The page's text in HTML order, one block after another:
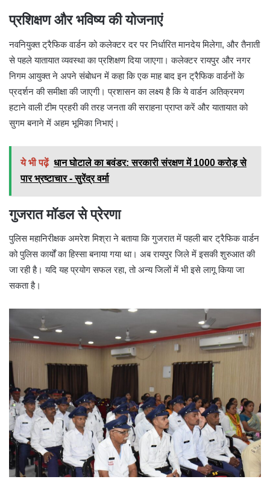
प्रशिक्षण और भविष्य की योजनाएं
नवनियुक्त ट्रैफिक वार्डन को कलेक्टर दर पर निर्धारित मानदेय मिलेगा, और तैनाती
से पहले यातायात व्यवस्था का प्रशिक्षण दिया जाएगा। कलेक्टर रायपुर और नगर
निगम आयुक्त ने अपने संबोधन में कहा कि एक माह बाद इन ट्रैफिक वार्डनों के
प्रदर्शन की समीक्षा की जाएगी। प्रशासन का लक्ष्य है कि ये वार्डन अतिक्रमण
हटाने वाली टीम प्रहरी की तरह जनता की सराहना प्राप्त करें और यातायात को
सुगम बनाने में अहम भूमिका निभाएं।
ये भी पढ़ें धान घोटाले का बवंडर: सरकारी संरक्षण में 1000 करोड़ से
पार भ्रष्टाचार - सुरेंद्र वर्मा
गुजरात मॉडल से प्रेरणा
पुलिस महानिरीक्षक अमरेश मिश्रा ने बताया कि गुजरात में पहली बार ट्रैफिक वार्डन
को पुलिस कार्यों का हिस्सा बनाया गया था। अब रायपुर जिले में इसकी शुरुआत की
जा रही है। यदि यह प्रयोग सफल रहा, तो अन्य जिलों में भी इसे लागू किया जा
सकता है।